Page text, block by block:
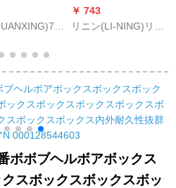
号
湿汗PU軟皮
群滑り止め
のセメット
ボックスQX
触りが良いで
￥ 743
リニン(LI-NING)リニ
ンの耐久性抜群
WADEあなたのおま
じない
ボボブヘルボアボックス
スボックスボックスボッ